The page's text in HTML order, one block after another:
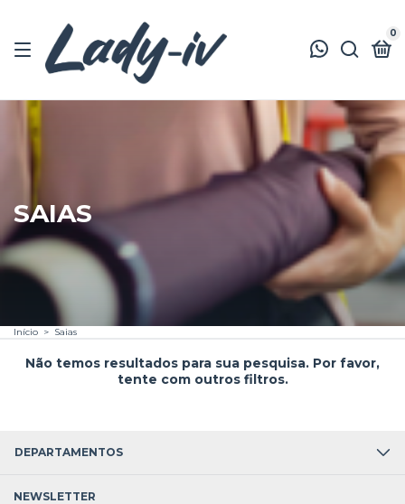
0
SAIAS
Início > Saias
Não temos resultados para sua pesquisa. Por favor,
tente com outros filtros.
DEPARTAMENTOS
NEWSLETTER